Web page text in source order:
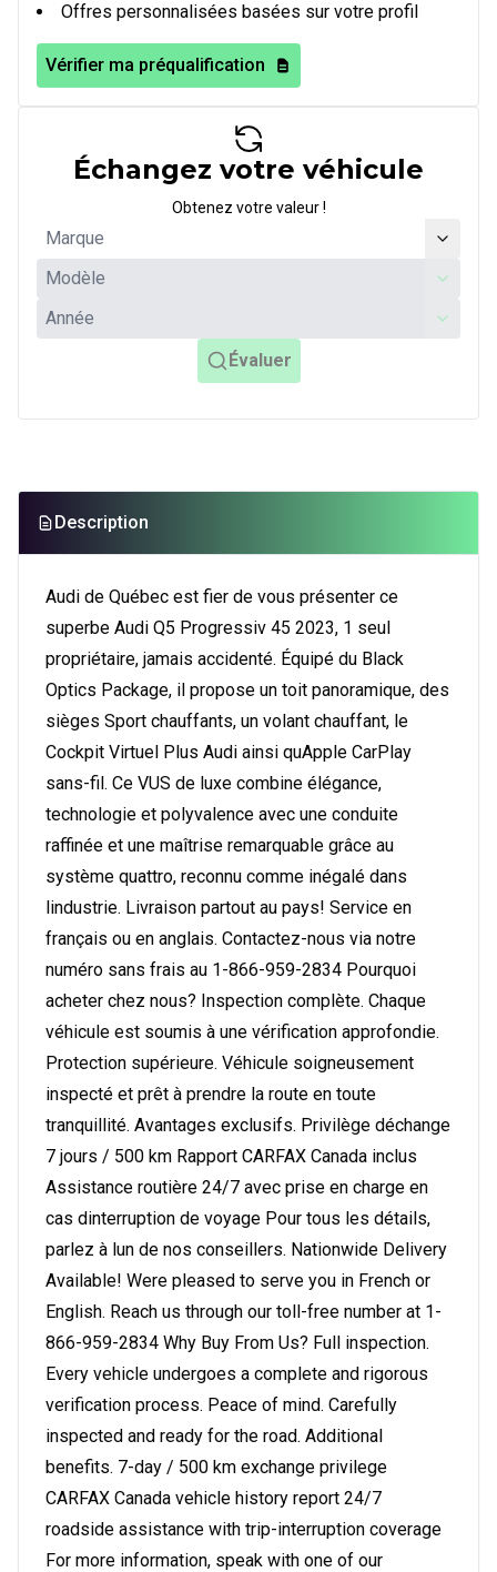
Offres personnalisées basées sur votre profil
Vérifier ma préqualification
Échangez votre véhicule
Obtenez votre valeur !
Évaluer
Description
Audi de Québec est fier de vous présenter ce
superbe Audi Q5 Progressiv 45 2023, 1 seul
propriétaire, jamais accidenté. Équipé du Black
Optics Package, il propose un toit panoramique, des
sièges Sport chauffants, un volant chauffant, le
Cockpit Virtuel Plus Audi ainsi quApple CarPlay
sans-fil. Ce VUS de luxe combine élégance,
technologie et polyvalence avec une conduite
raffinée et une maîtrise remarquable grâce au
système quattro, reconnu comme inégalé dans
lindustrie. Livraison partout au pays! Service en
français ou en anglais. Contactez-nous via notre
numéro sans frais au 1-866-959-2834 Pourquoi
acheter chez nous? Inspection complète. Chaque
véhicule est soumis à une vérification approfondie.
Protection supérieure. Véhicule soigneusement
inspecté et prêt à prendre la route en toute
tranquillité. Avantages exclusifs. Privilège déchange
7 jours / 500 km Rapport CARFAX Canada inclus
Assistance routière 24/7 avec prise en charge en
cas dinterruption de voyage Pour tous les détails,
parlez à lun de nos conseillers. Nationwide Delivery
Available! Were pleased to serve you in French or
English. Reach us through our toll-free number at 1-
866-959-2834 Why Buy From Us? Full inspection.
Every vehicle undergoes a complete and rigorous
verification process. Peace of mind. Carefully
inspected and ready for the road. Additional
benefits. 7-day / 500 km exchange privilege
CARFAX Canada vehicle history report 24/7
roadside assistance with trip-interruption coverage
For more information, speak with one of our